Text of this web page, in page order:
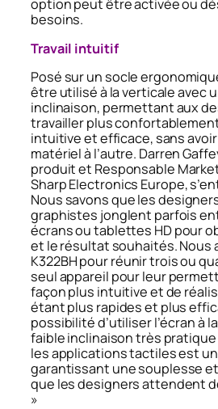
option peut être activée ou
besoins.
Travail intuitif
Posé sur un socle
être utilisé à la verticale avec
inclinaison, permettant aux
travailler plus
intuitive et efficace, sans avoir
matériel à l’autre. Darren
produit et Responsable
Sharp Electronics Europe,
Nous savons que les
graphistes jonglent parfois
écrans ou tablettes HD pour
et le résultat souhaités. Nous
K322BH pour réunir trois ou
seul appareil pour leur
façon plus intuitive et de
étant plus rapides et plus
possibilité d’utiliser l’écran à
faible inclinaison très
les applications tactiles est
garantissant une souplesse
que les designers attendent
»